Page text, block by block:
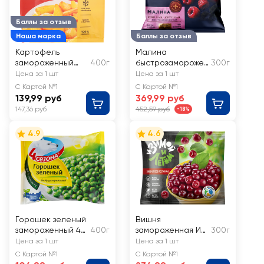
Баллы за отзыв
Наша марка
Картофель
замороженный
ЛЕНТА дольки
400г
Цена за 1 шт
С Картой №1
139,99 руб
147,36 руб
Баллы за отзыв
Малина
быстрозаморожен
ная PREMIUM
CLUB
300г
Цена за 1 шт
С Картой №1
369,99 руб
452,59 руб -18%
4.9
Горошек зеленый
замороженный 4
СЕЗОНА
400г
Цена за 1 шт
С Картой №1
4.6
Вишня
замороженная И
ЗИМОЙ И ЛЕТОМ
300г
Цена за 1 шт
С Картой №1